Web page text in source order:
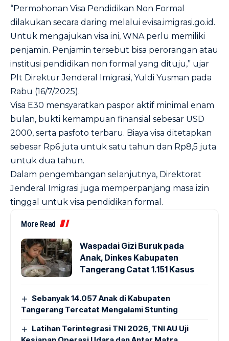
“Permohonan Visa Pendidikan Non Formal
dilakukan secara daring melalui evisa.imigrasi.go.id.
Untuk mengajukan visa ini, WNA perlu memiliki
penjamin. Penjamin tersebut bisa perorangan atau
institusi pendidikan non formal yang dituju,” ujar
Plt Direktur Jenderal Imigrasi, Yuldi Yusman pada
Rabu (16/7/2025).
Visa E30 mensyaratkan paspor aktif minimal enam
bulan, bukti kemampuan finansial sebesar USD
2000, serta pasfoto terbaru. Biaya visa ditetapkan
sebesar Rp6 juta untuk satu tahun dan Rp8,5 juta
untuk dua tahun.
Dalam pengembangan selanjutnya, Direktorat
Jenderal Imigrasi juga memperpanjang masa izin
tinggal untuk visa pendidikan formal.
More Read
Waspadai Gizi Buruk pada
Anak, Dinkes Kabupaten
Tangerang Catat 1.151 Kasus
Sebanyak 14.057 Anak di Kabupaten
Tangerang Tercatat Mengalami Stunting
Latihan Terintegrasi TNI 2026, TNI AU Uji